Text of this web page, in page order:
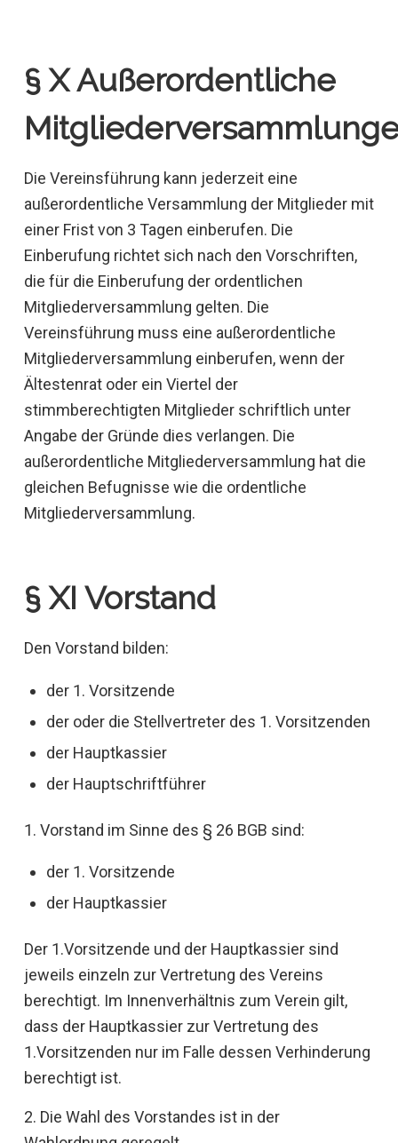
§ X Außerordentliche
Die Vereinsführung kann jederzeit eine
außerordentliche Versammlung der Mitglieder mit
einer Frist von 3 Tagen einberufen. Die
Einberufung richtet sich nach den Vorschriften,
die für die Einberufung der ordentlichen
Mitgliederversammlung gelten. Die
Vereinsführung muss eine außerordentliche
Mitgliederversammlung einberufen, wenn der
Ältestenrat oder ein Viertel der
stimmberechtigten Mitglieder schriftlich unter
Angabe der Gründe dies verlangen. Die
außerordentliche Mitgliederversammlung hat die
gleichen Befugnisse wie die ordentliche
Mitgliederversammlung.
§ XI Vorstand
Den Vorstand bilden:
der 1. Vorsitzende
der oder die Stellvertreter des 1. Vorsitzenden
der Hauptkassier
der Hauptschriftführer
1. Vorstand im Sinne des § 26 BGB sind:
der 1. Vorsitzende
der Hauptkassier
Der 1.Vorsitzende und der Hauptkassier sind
jeweils einzeln zur Vertretung des Vereins
berechtigt. Im Innenverhältnis zum Verein gilt,
dass der Hauptkassier zur Vertretung des
1.Vorsitzenden nur im Falle dessen Verhinderung
berechtigt ist.
2. Die Wahl des Vorstandes ist in der